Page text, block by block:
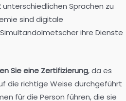
unterschiedlichen Sprachen zu
sind digitale
ihre Dienste
Sie eine Zertifizierung, da es
die richtige Weise durchgeführt
für die Person führen, die sie